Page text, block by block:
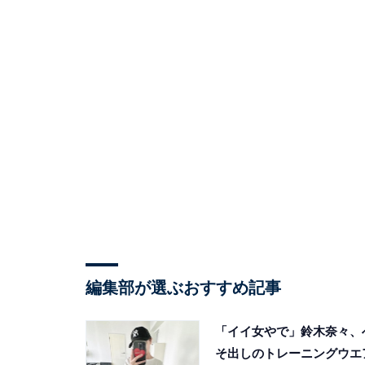
編集部が選ぶおすすめ記事
「イイ女やで」鈴木奈々、
そ出しのトレーニングウエ